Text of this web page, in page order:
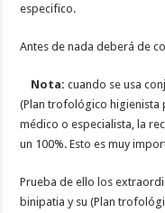
especifico.
Antes de nada deberá de
Nota:cuando se usa
(Plan trofológico higienista
médico o especialista, la
un 100%. Esto es muy
Prueba de ello los
binipatia y su (Plan